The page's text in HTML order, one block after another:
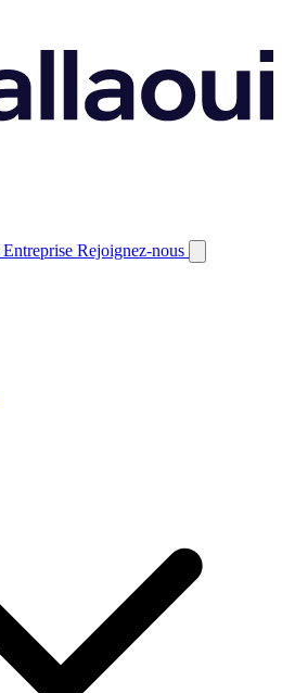
Entreprise Rejoignez-nous